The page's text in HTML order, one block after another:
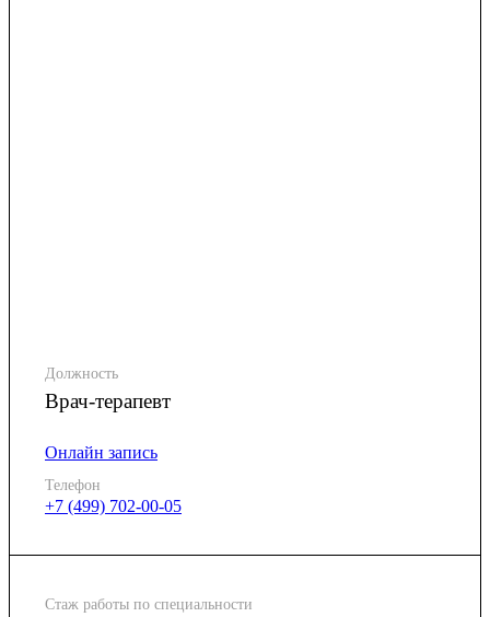
Должность
Врач-терапевт
Онлайн запись
Телефон
+7 (499) 702-00-05
Стаж работы по специальности